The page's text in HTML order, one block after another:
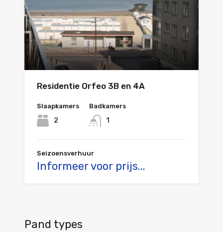
Residentie Orfeo 3B en 4A
Slaapkamers
2
Badkamers
1
Seizoensverhuur
Informeer voor prijs...
Pand types